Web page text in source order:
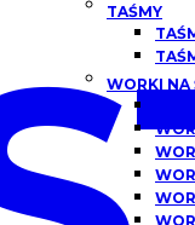
TAŚMY
WORKI NA